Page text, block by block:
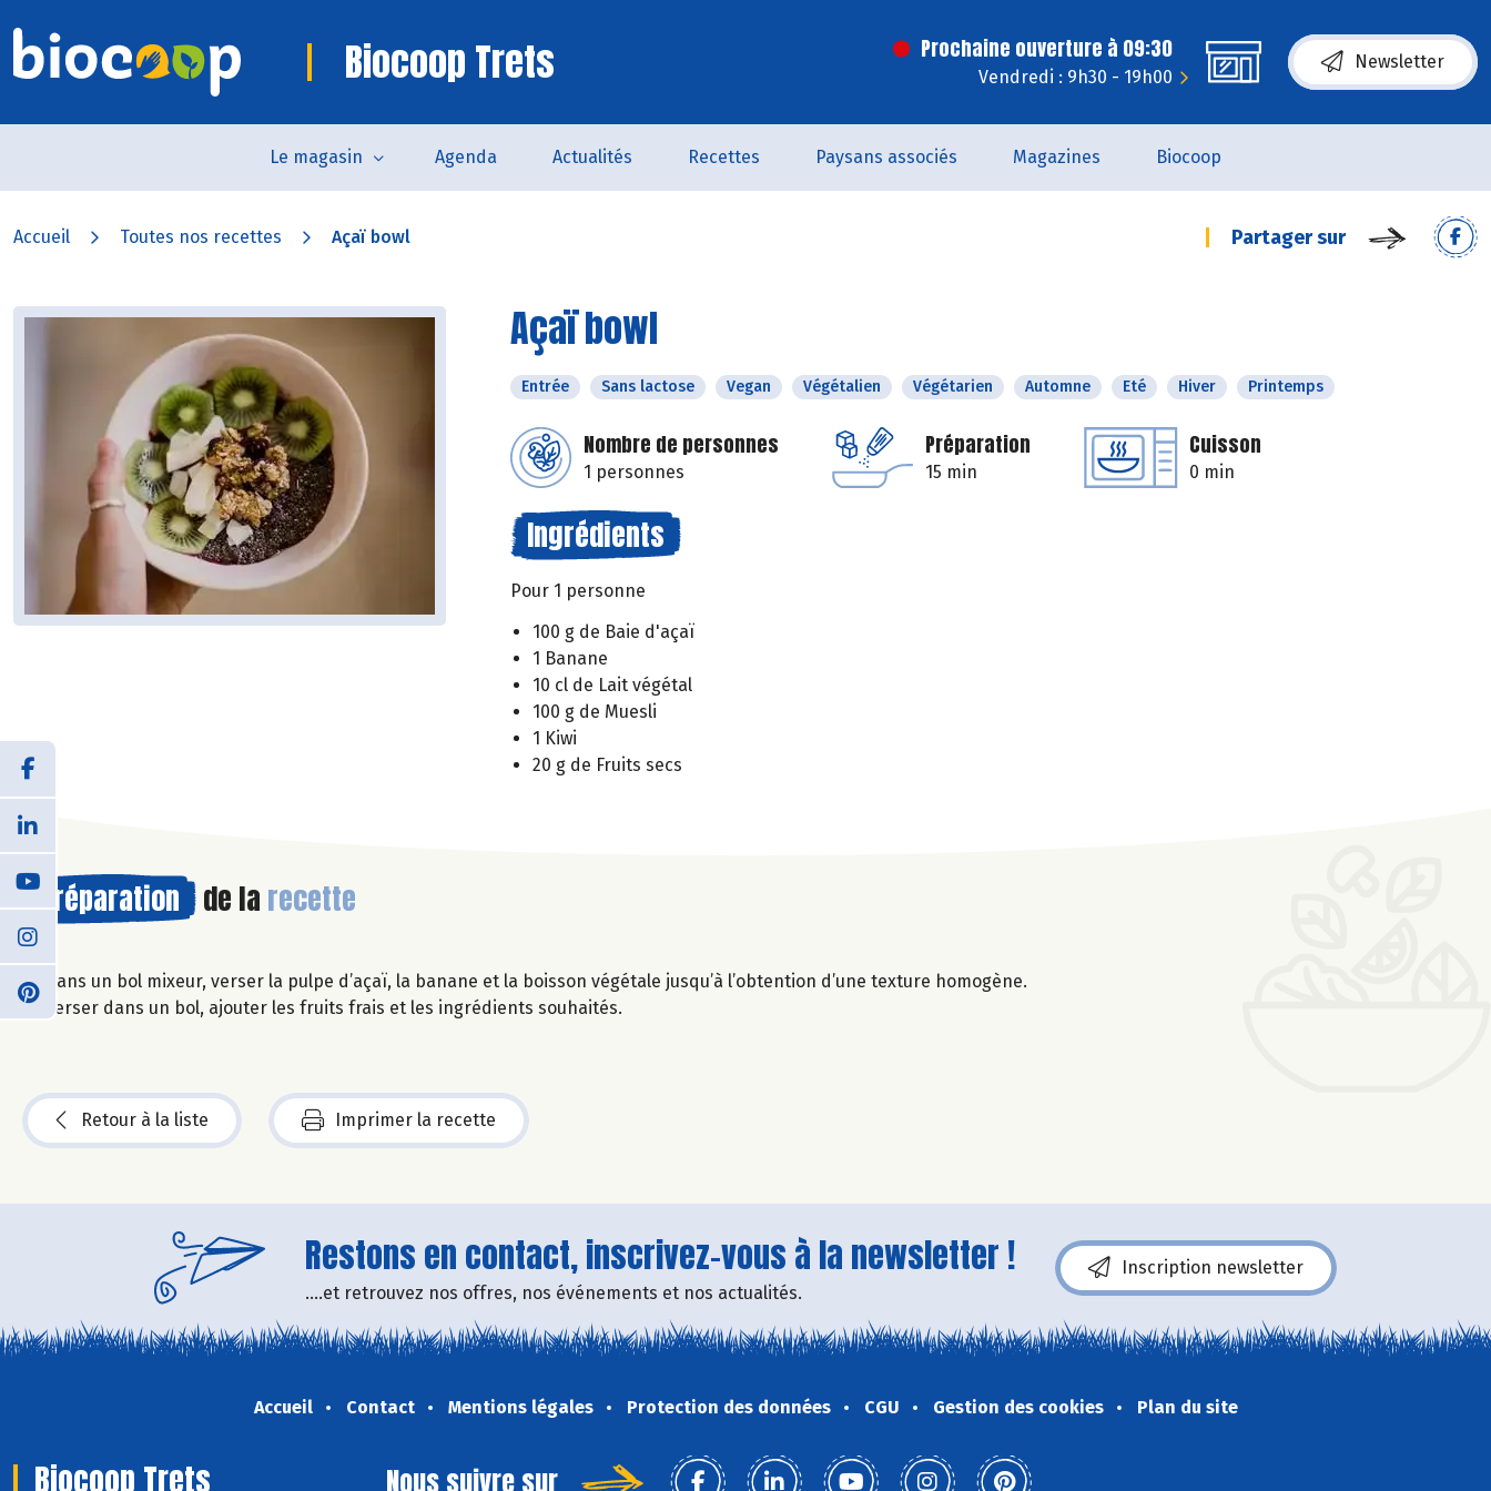
Biocoop Trets Prochaine ouverture à 09:30
Vendredi : 9h30 - 19h00
Newsletter
Le magasin Agenda Actualités Recettes Paysans associés Magazines Biocoop
Accueil Toutes nos recettes Açaï bowl Partager sur
Açaï bowl
Entrée Sans lactose Vegan Végétalien Végétarien Automne Eté Hiver Printemps
Nombre de personnes
1 personnes
Préparation
15 min
Cuisson
0 min
Ingrédients
Pour 1 personne
100 g de Baie d'açaï
1 Banane
10 cl de Lait végétal
100 g de Muesli
1 Kiwi
20 g de Fruits secs
Préparation de la recette
Dans un bol mixeur, verser la pulpe d’açaï, la banane et la boisson végétale jusqu’à l’obtention d’une texture homogène.
Verser dans un bol, ajouter les fruits frais et les ingrédients souhaités.
Retour à la liste Imprimer la recette
Restons en contact, inscrivez-vous à la newsletter !
....et retrouvez nos offres, nos événements et nos actualités.
Inscription newsletter
Accueil Contact Mentions légales Protection des données CGU Gestion des cookies Plan du site
Biocoop Trets Nous suivre sur